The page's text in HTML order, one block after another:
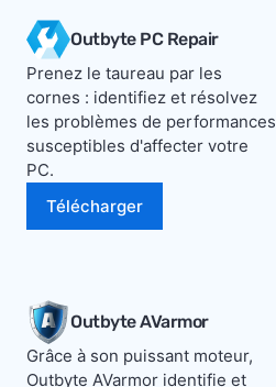
Outbyte PC Repair
Prenez le taureau par les
cornes : identifiez et résolvez
les problèmes de performances
susceptibles d'affecter votre
PC.
Télécharger
Outbyte AVarmor
Grâce à son puissant moteur,
Outbyte AVarmor identifie et